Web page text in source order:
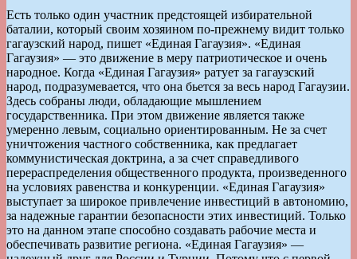
Есть только один участник предстоящей избирательной
баталии, который своим хозяином по-прежнему видит только
гагаузский народ, пишет «Единая Гагаузия». «Единая
Гагаузия» — это движение в меру патриотическое и очень
народное. Когда «Единая Гагаузия» ратует за гагаузский
народ, подразумевается, что она бьется за весь народ Гагаузии.
Здесь собраны люди, обладающие мышлением
государственника. При этом движение является также
умеренно левым, социально ориентированным. Не за счет
уничтожения частного собственника, как предлагает
коммунистическая доктрина, а за счет справедливого
перераспределения общественного продукта, произведенного
на условиях равенства и конкуренции. «Единая Гагаузия»
выступает за широкое привлечение инвестиций в автономию,
за надежные гарантии безопасности этих инвестиций. Только
это на данном этапе способно создавать рабочие места и
обеспечивать развитие региона. «Единая Гагаузия» —